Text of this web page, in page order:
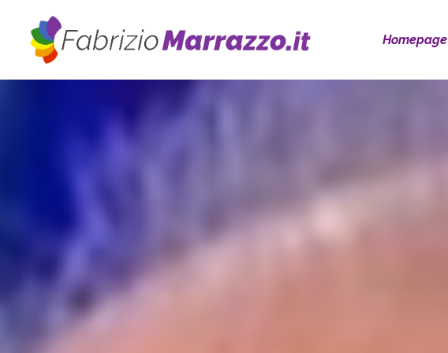
Homepage